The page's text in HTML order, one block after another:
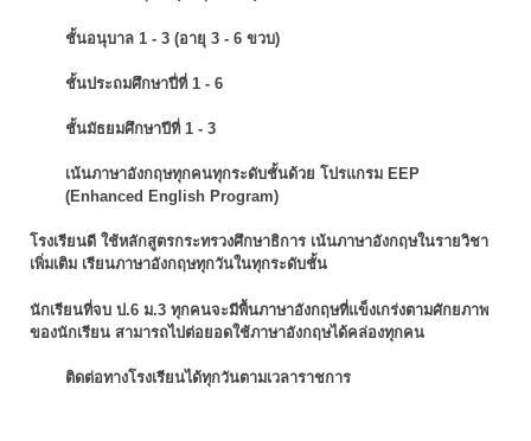
ชั้นอนุบาล 1 - 3 (อายุ 3 - 6 ขวบ)
ชั้นประถมศึกษาปี่ที่ 1 - 6
ชั้นมัธยมศึกษาปีที่ 1 - 3
เน้นภาษาอังกฤษทุกคนทุกระดับชั้นด้วย โปรแกรม EEP
(Enhanced English Program)
โรงเรียนดี ใช้หลักสูตรกระทรวงศึกษาธิการ เน้นภาษาอังกฤษในรายวิชา
เพิ่มเติม เรียนภาษาอังกฤษทุกวันในทุกระดับชั้น
นักเรียนที่จบ ป.6 ม.3 ทุกคนจะมีพื้นภาษาอังกฤษที่แข็งเกร่งตามศักยภาพ
ของนักเรียน สามารถไปต่อยอดใช้ภาษาอังกฤษได้คล่องทุกคน
ติดต่อทางโรงเรียนได้ทุกวันตามเวลาราชการ